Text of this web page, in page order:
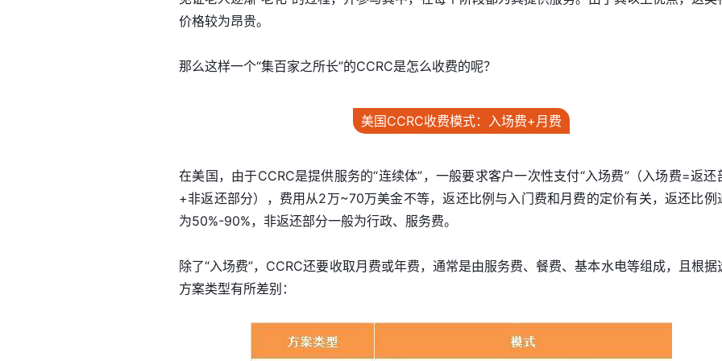
价格较为昂贵。
那么这样一个“集百家之所长”的CCRC是怎么收费的呢？
美国CCRC收费模式：入场费+月费
在美国，由于CCRC是提供服务的“连续体”，一般要求客户一次性支付“入场费”（入场费=返还
+非返还部分），费用从2万~70万美金不等，返还比例与入门费和月费的定价有关，返还比例
为50%-90%，非返还部分一般为行政、服务费。
除了“入场费”，CCRC还要收取月费或年费，通常是由服务费、餐费、基本水电等组成，且根据
方案类型有所差别：